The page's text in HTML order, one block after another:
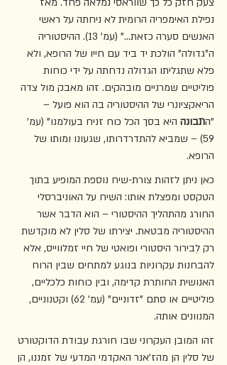
נפילת האימפריה הרומית לא ניחתה על ראשי
האנשים סערה כזאת..." (עמ' 13). ההיסטוריה
ה"גדולה" הולכת יד ביד עם חייו של הרופא, ולא
פלא שתגליתו הגדולה נדחתה על ידי כוחות
פוליטיים שמרניים מובהקים. זהו מאבק מול צדה
הריאקציונרי של ההיסטוריה בה הוא פועל –
"התבונה היא בסך הכל כוח זניח בעולמנו" (עמ'
59) – שמביא להתדרדרותו, שגעונו ומותו של
הרופא.
כאן ניתן לזהות צורת-שיח נוספת המופיע בתוך
הטקסט ומפצלת אותו: השיח על האוניברסלי
החורג מהתהליך ההיסטורי – הוא הדבר אשר
ההיסטוריה מבטאת. יצירתו של סלין לא מוקדשת
רק לְבירור היסטורי ופואטי של חיי זמלווייס, אלא
להבחנות עקרוניות בנוגע למתחים שבין הרוח
האנושית החותרת קדימה, ובין כוחות כלכליים,
פוליטיים או סתם "זדוניים" (עמ' 62) וקטנוניים,
המנוונים אותה.
זהו המובן העקרוני שבו חורגת עבודת הדוקטורט
של סלין הן מהז'אנר האקדמי המדעי של זמננו, הן